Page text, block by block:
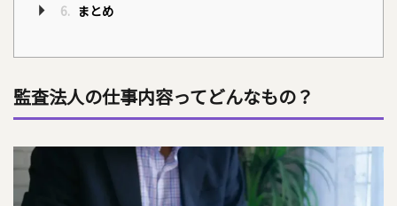
6. まとめ
監査法人の仕事内容ってどんなもの？